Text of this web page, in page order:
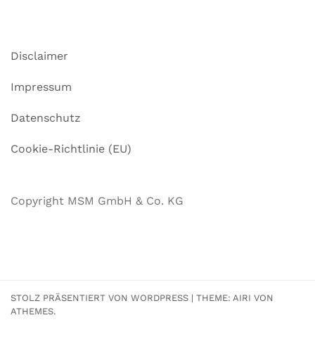
Disclaimer
Impressum
Datenschutz
Cookie-Richtlinie (EU)
Copyright MSM GmbH & Co. KG
STOLZ PRÄSENTIERT VON WORDPRESS | THEME: AIRI VON
ATHEMES.